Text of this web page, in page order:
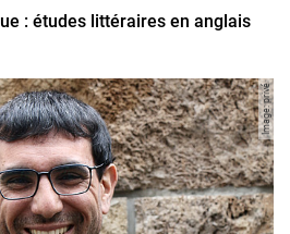
: études littéraires en anglais
Image: privé